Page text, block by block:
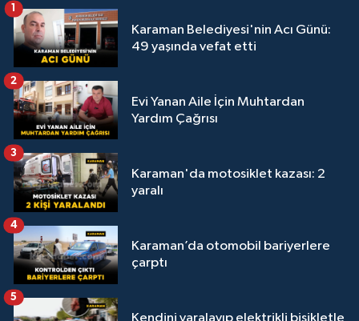
Karaman Belediyesi'nin Acı Günü:
49 yaşında vefat etti
Evi Yanan Aile İçin Muhtardan
Yardım Çağrısı
2
Karaman'da motosiklet kazası: 2
yaralı
3
Karaman’da otomobil bariyerlere
çarptı
4
5